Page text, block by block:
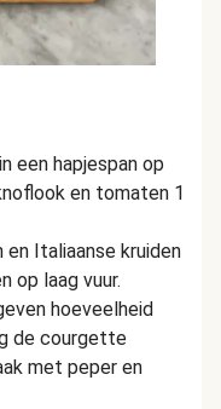
een hapjespan op
en tomaten 1
Italiaanse kruiden
op laag vuur.
hoeveelheid
de courgette
met peper en